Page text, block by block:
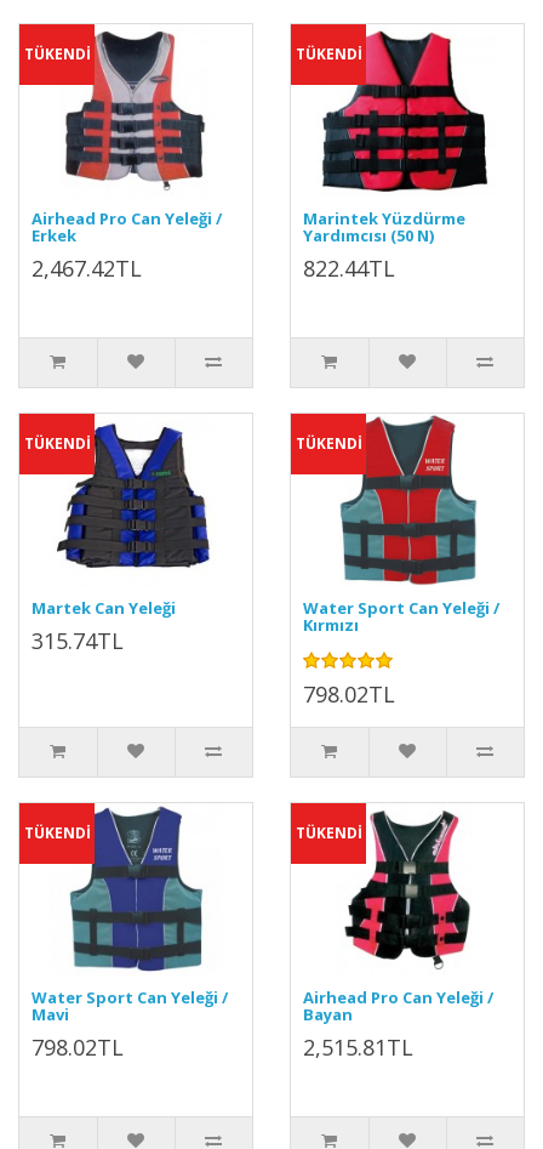
TÜKENDİ
Airhead Pro Can Yeleği /
Erkek
2,467.42TL
TÜKENDİ
Marintek Yüzdürme
Yardımcısı (50 N)
822.44TL
TÜKENDİ
Martek Can Yeleği
315.74TL
TÜKENDİ
Water Sport Can Yeleği /
Kırmızı
798.02TL
TÜKENDİ
Water Sport Can Yeleği /
Mavi
798.02TL
TÜKENDİ
Airhead Pro Can Yeleği /
Bayan
2,515.81TL